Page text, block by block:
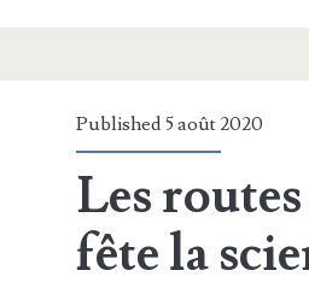
Published 5 août 2020
Les
fête la